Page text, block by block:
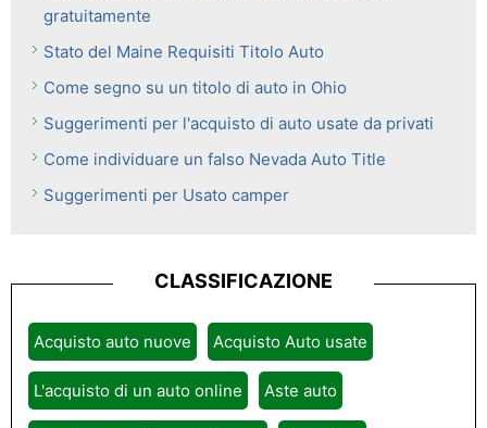
gratuitamente
Stato del Maine Requisiti Titolo Auto
Come segno su un titolo di auto in Ohio
Suggerimenti per l'acquisto di auto usate da privati ​​
Come individuare un falso Nevada Auto Title
Suggerimenti per Usato camper
CLASSIFICAZIONE
Acquisto auto nuove Acquisto Auto usate
L'acquisto di un auto online Aste auto